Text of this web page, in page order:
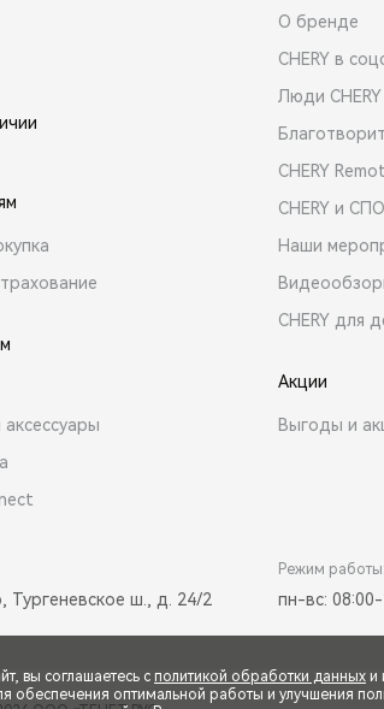
О бренде
CHERY в
Люди CHERY
CHERY
CHERY и
Наши
CHERY для
Акции
Выгоды и
Тургеневское ш., д. 24/2
Режим работы:
пн-вс:
вы соглашаетесь с политикой обработки данных и
обеспечения оптимальной работы и улучшения